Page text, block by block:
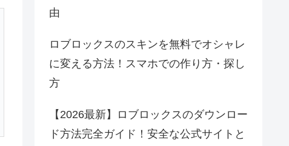
由
ロブロックスのスキンを無料でオシャレ
に変える方法！スマホでの作り方・探し
方
【2026最新】ロブロックスのダウンロー
ド方法完全ガイド！安全な公式サイトと